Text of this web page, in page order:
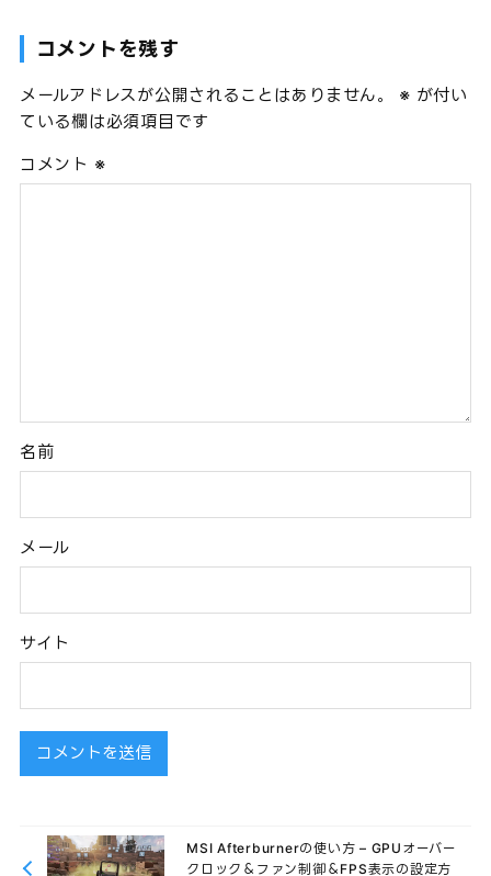
コメントを残す
メールアドレスが公開されることはありません。 ※ が付い
ている欄は必須項目です
コメント ※
名前
メール
サイト
MSI Afterburnerの使い方 – GPUオーバー
クロック＆ファン制御＆FPS表示の設定方